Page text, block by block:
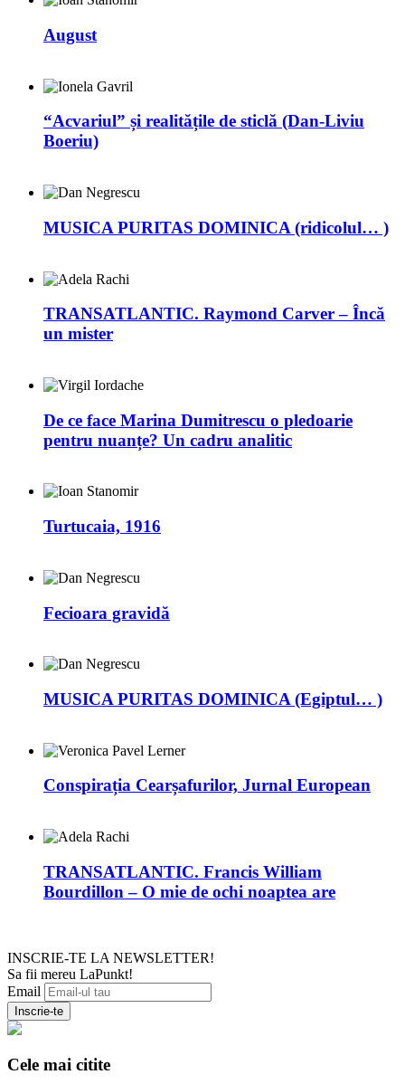
August
“Acvariul” și realitățile de sticlă (Dan-Liviu
Boeriu)
MUSICA PURITAS DOMINICA (ridicolul… )
TRANSATLANTIC. Raymond Carver – Încă
un mister
De ce face Marina Dumitrescu o pledoarie
pentru nuanțe? Un cadru analitic
Turtucaia, 1916
Fecioara gravidă
MUSICA PURITAS DOMINICA (Egiptul… )
Conspirația Cearșafurilor, Jurnal European
TRANSATLANTIC. Francis William
Bourdillon – O mie de ochi noaptea are
INSCRIE-TE LA NEWSLETTER!
Sa fii mereu LaPunkt!
Email
Cele mai citite